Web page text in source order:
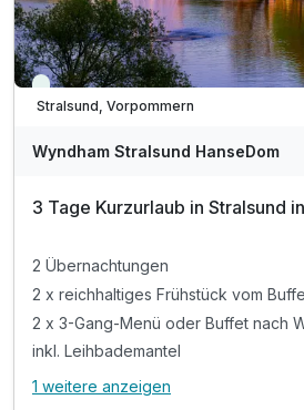
Viele Termine frei
Stralsund, Vorpommern
Wyndham Stralsund HanseDom
3 Tage Kurzurlaub in Stralsund
2 Übernachtungen
2 x reichhaltiges Frühstück vom
2 x 3-Gang-Menü oder Buffet nach
inkl. Leihbademantel
Alle Inklusivleistungen
1 weitere anzeigen